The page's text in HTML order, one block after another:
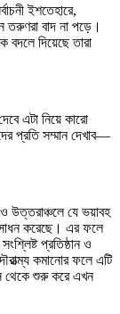
ইশতেহারে,
তরুণরা বাদ না পড়ে।
বদলে দিয়েছে তারা
এটা নিয়ে কারো
প্রতি সম্মান দেখাব—
উত্তরাঞ্চলে যে ভয়াবহ
করেছে। এর ফলে
প্রতিষ্ঠান ও
কমানোর ফলে এটি
থেকে শুরু করে এখন